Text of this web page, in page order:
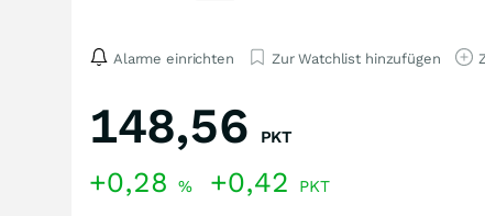
Alarme einrichten Zur Watchlist hinzufügen
148,56 PKT
+0,28 % +0,42 PKT